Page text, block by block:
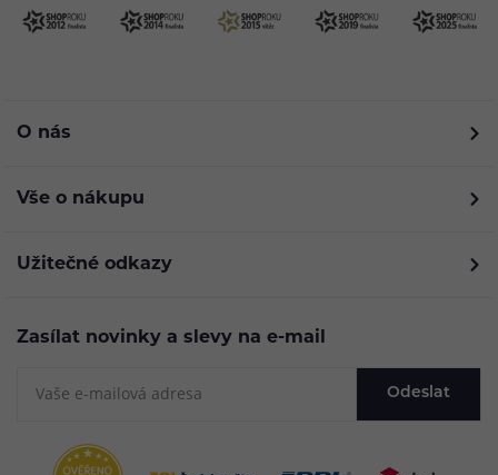
O nás
Vše o nákupu
Užitečné odkazy
Zasílat novinky a slevy na e-mail
Odeslat